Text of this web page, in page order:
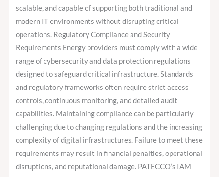
scalable, and capable of supporting both traditional and
modern IT environments without disrupting critical
operations. Regulatory Compliance and Security
Requirements Energy providers must comply with a wide
range of cybersecurity and data protection regulations
designed to safeguard critical infrastructure. Standards
and regulatory frameworks often require strict access
controls, continuous monitoring, and detailed audit
capabilities. Maintaining compliance can be particularly
challenging due to changing regulations and the increasing
complexity of digital infrastructures. Failure to meet these
requirements may result in financial penalties, operational
disruptions, and reputational damage. PATECCO’s IAM